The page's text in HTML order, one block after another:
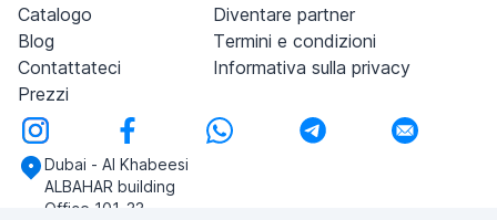
Catalogo
Blog
Contattateci
Prezzi
Diventare partner
Termini e condizioni
Informativa sulla privacy
Dubai - Al Khabeesi
ALBAHAR building
Office 101-33